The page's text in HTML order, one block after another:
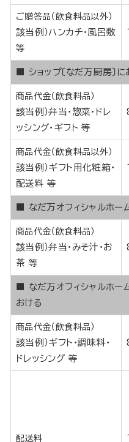
ご贈答品（飲食料品以外）
該当例）ハンカチ・風呂敷
等
■ ショップ〔なだ万厨房〕に
商品代金（飲食料品）
該当例）弁当・惣菜・ドレ
ッシング・ギフト 等
商品代金（飲食料品以外）
該当例）ギフト用化粧箱・
配送料 等
■ なだ万オフィシャルホー
商品代金（飲食料品）
該当例）弁当・みそ汁・お
茶 等
■ なだ万オフィシャルホー
おける
商品代金（飲食料品）
該当例）ギフト・調味料・
ドレッシング 等
配送料